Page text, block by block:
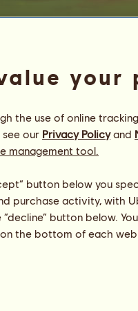
Energi
Moral
your
the use of online
our Privacy Policyand
management tool.
button below you
purchase activity, with
button below.
the bottom of each